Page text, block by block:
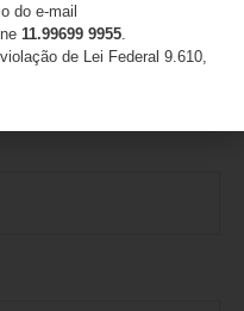
do e-mail
11.99699 9955
de Lei Federal 9.610,